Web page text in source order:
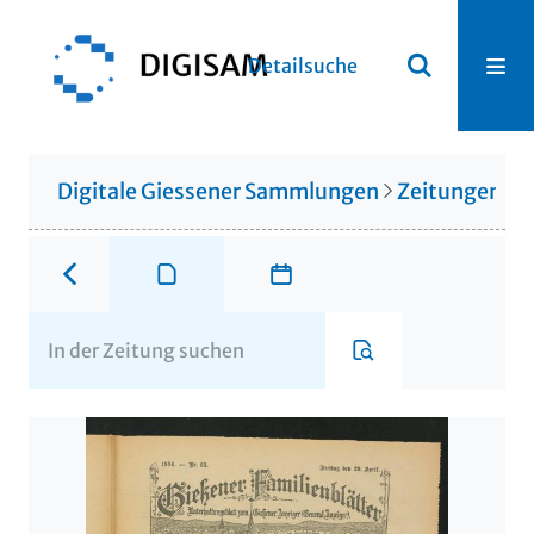
Detailsuche
Digitale Giessener Sammlungen Zeitungen